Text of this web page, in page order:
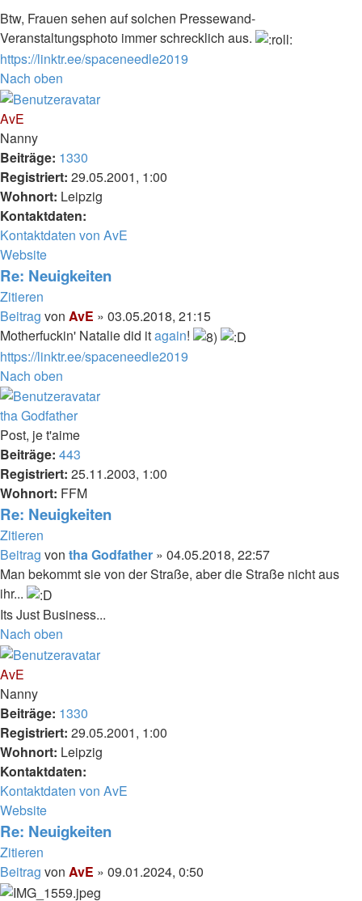
Btw, Frauen sehen auf solchen Pressewand-
Veranstaltungsphoto immer schrecklich aus.
https://linktr.ee/spaceneedle2019
Nach oben
AvE
Nanny
Beiträge: 1330
Registriert: 29.05.2001, 1:00
Wohnort: Leipzig
Kontaktdaten:
Kontaktdaten von AvE
Website
Re: Neuigkeiten
Zitieren
Beitrag von AvE » 03.05.2018, 21:15
Motherfuckin' Natalie did itagain!
https://linktr.ee/spaceneedle2019
Nach oben
tha Godfather
Post, je t'aime
Beiträge: 443
Registriert: 25.11.2003, 1:00
Wohnort: FFM
Re: Neuigkeiten
Zitieren
Beitrag von tha Godfather » 04.05.2018, 22:57
Man bekommt sie von der Straße, aber die Straße nicht aus
ihr...
Its Just Business...
Nach oben
AvE
Nanny
Beiträge: 1330
Registriert: 29.05.2001, 1:00
Wohnort: Leipzig
Kontaktdaten:
Kontaktdaten von AvE
Website
Re: Neuigkeiten
Zitieren
Beitrag von AvE » 09.01.2024, 0:50